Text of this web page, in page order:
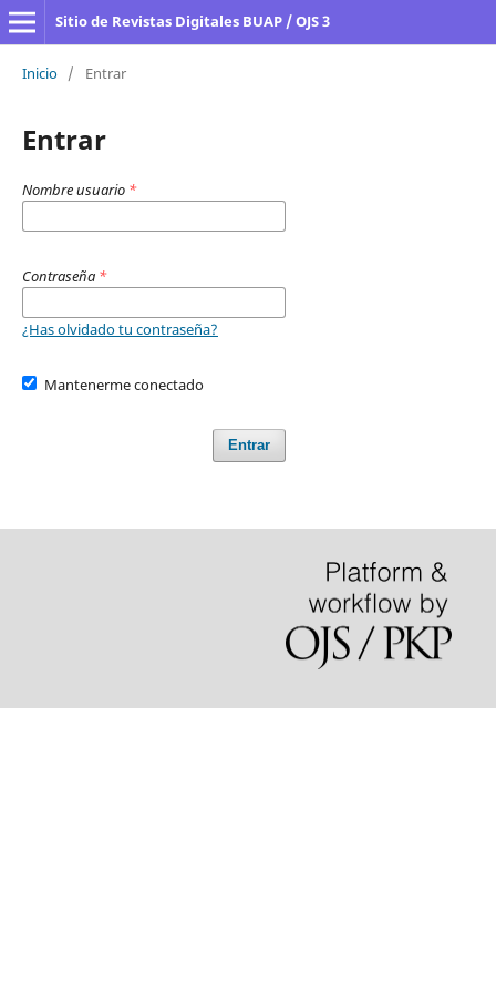
Sitio de Revistas Digitales BUAP / OJS 3
Inicio / Entrar
Entrar
Nombre usuario *
Contraseña *
¿Has olvidado tu contraseña?
Mantenerme conectado
Entrar